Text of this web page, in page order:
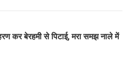
कर बेरहमी से पिटाई, मरा समझ नाले में